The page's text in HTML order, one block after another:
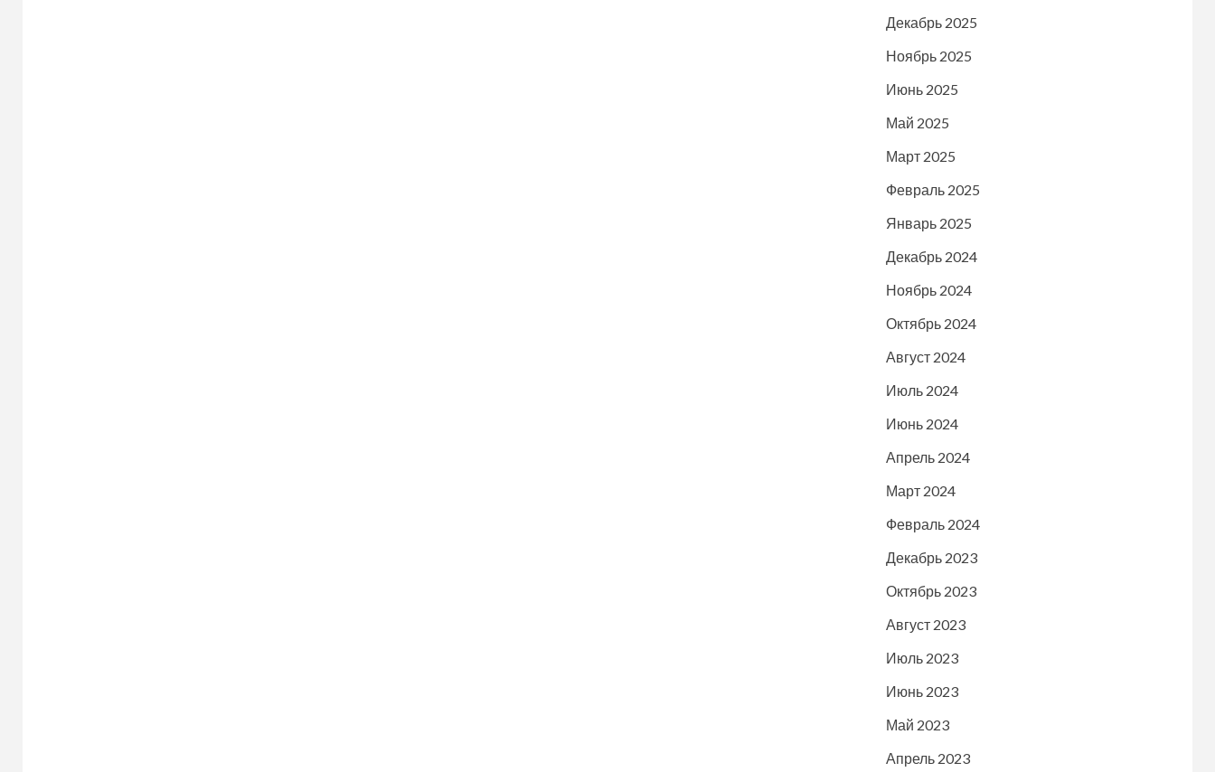
Декабрь 2025
Ноябрь 2025
Июнь 2025
Май 2025
Март 2025
Февраль 2025
Январь 2025
Декабрь 2024
Ноябрь 2024
Октябрь 2024
Август 2024
Июль 2024
Июнь 2024
Апрель 2024
Март 2024
Февраль 2024
Декабрь 2023
Октябрь 2023
Август 2023
Июль 2023
Июнь 2023
Май 2023
Апрель 2023